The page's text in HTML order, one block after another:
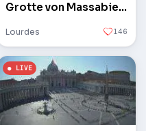
Grotte von Massabielle
Lourdes 146